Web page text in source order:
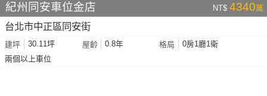
紀州同安車位金店 NT$ 4340萬
台北市中正區同安街
建坪 30.11坪 屋齡 0.8年 格局
0房1廳1衛
兩個以上車位